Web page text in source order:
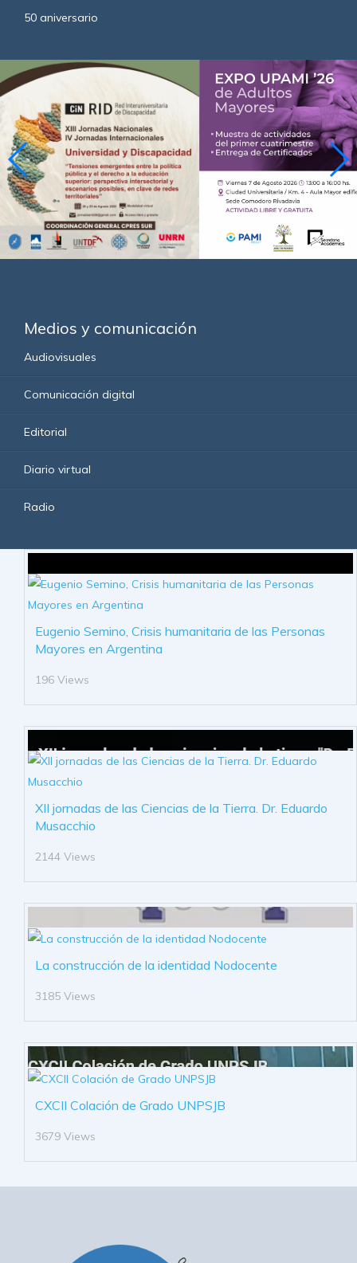
50 aniversario
Medios y comunicación
Audiovisuales
Comunicación digital
Editorial
Diario virtual
Radio
Eugenio Semino, Crisis humanitaria de las Personas
Mayores en Argentina
196 Views
XII jornadas de las Ciencias de la Tierra. Dr. Eduardo
Musacchio
2144 Views
La construcción de la identidad Nodocente
3185 Views
CXCII Colación de Grado UNPSJB
3679 Views